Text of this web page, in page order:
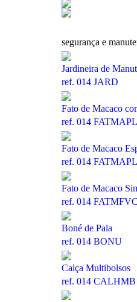
segurança e
Jardineira de
ref. 014 JARD
Fato de Macaco
ref. 014
Fato de Macaco
ref. 014
Fato de Macaco
ref. 014 FATMFVC
Boné de Pala
ref. 014 BONU
Calça Multibolsos
ref. 014 CALHMB